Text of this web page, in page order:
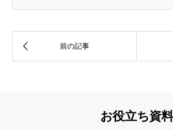
お役立ち資料